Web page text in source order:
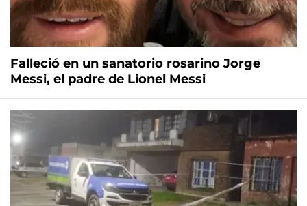
Falleció en un sanatorio rosarino Jorge
Messi, el padre de Lionel Messi